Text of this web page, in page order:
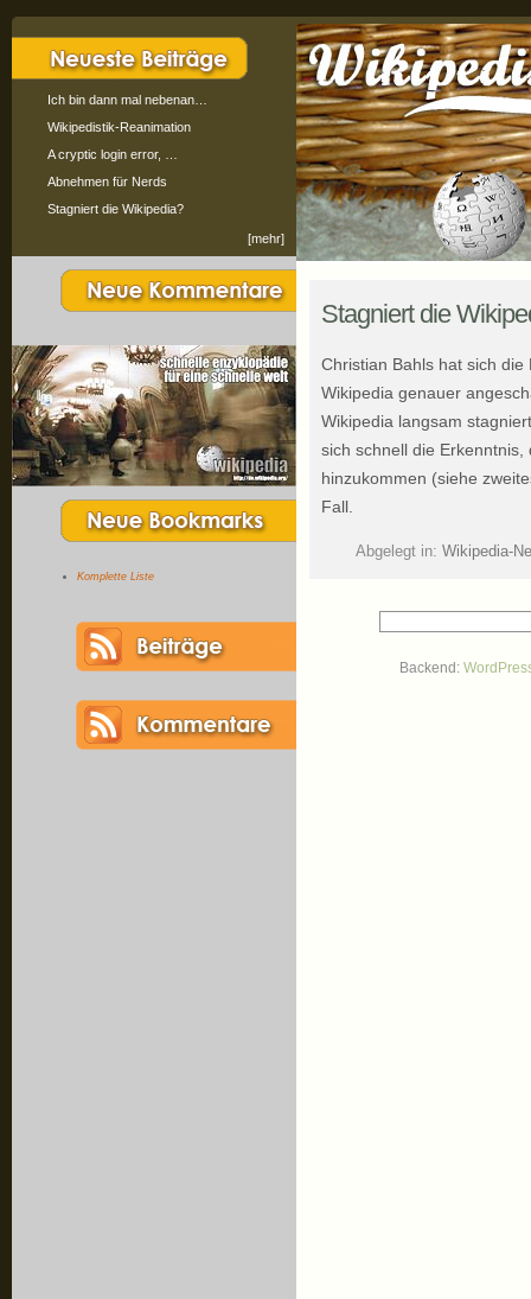
Ich bin dann mal nebenan…
Wikipedistik-Reanimation
A cryptic login error, …
Abnehmen für Nerds
Stagniert die Wikipedia?
[mehr]
Komplette Liste
Stagniert die
Christian Bahls hat sich
Wikipedia genauer
Wikipedia langsam
sich schnell die
hinzukommen (siehe
Fall.
Abgelegt in: Wikipedia-
Backend: